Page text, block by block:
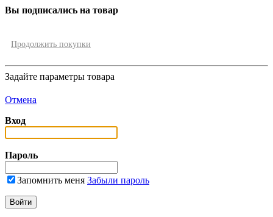
Вы подписались на товар
Продолжить покупки
Задайте параметры товара
Отмена
Вход
Пароль
Запомнить меня Забыли пароль